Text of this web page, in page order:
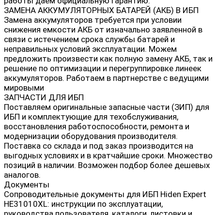
ЗАМЕНА АККУМУЛЯТОРНЫХ БАТАРЕЙ (АКБ) В ИБП
Замена аккумуляторов требуется при условии
снижения емкости АКБ от изначально заявленной в
связи с истечением срока службы батарей и
неправильных условий эксплуатации. Можем
предложить произвести как полную замену АКБ, так и
решение по оптимизации и перегруппировке линеек
аккумуляторов. Работаем в партнерстве с ведущими
мировыми
ЗАПЧАСТИ ДЛЯ ИБП
Поставляем оригинальные запасные части (ЗИП) для
ИБП и комплектующие для техобслуживания,
восстановления работоспособности, ремонта и
модернизации оборудования производителя.
Поставка со склада и под заказ производится на
выгодных условиях и в кратчайшие сроки. Множество
позиций в наличии. Возможен подбор более дешевых
аналогов.
Документы
Сопроводительные документы для ИБП Hiden Expert
HE31010XL: инструкции по эксплуатации,